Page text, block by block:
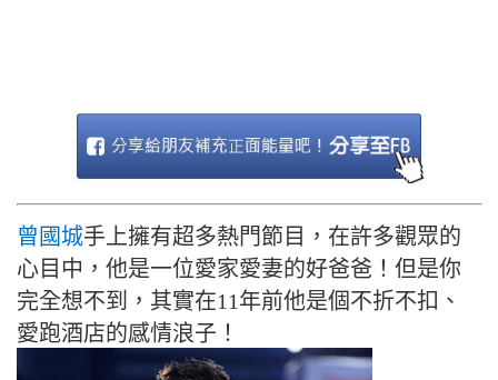
曾國城手上擁有超多熱門節目，在許多觀眾的
心目中，他是一位愛家愛妻的好爸爸！但是你
完全想不到，其實在11年前他是個不折不扣、
愛跑酒店的感情浪子！